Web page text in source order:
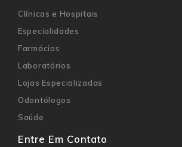
Clínicas e Hospitais
Especialidades
Farmácias
Laboratórios
Lojas Especializadas
Odontólogos
Saúde
Entre Em Contato